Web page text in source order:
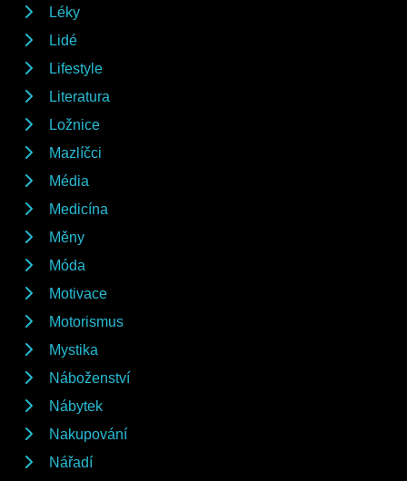
Léky
Lidé
Lifestyle
Literatura
Ložnice
Mazlíčci
Média
Medicína
Měny
Móda
Motivace
Motorismus
Mystika
Náboženství
Nábytek
Nakupování
Nářadí